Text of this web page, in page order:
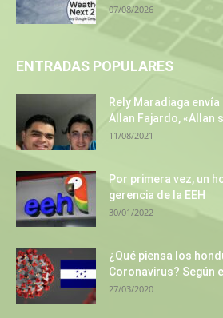
07/08/2026
ENTRADAS POPULARES
Rely Maradiaga
Allan Fajardo, «Allan
11/08/2021
Por primera vez, un
gerencia de la EEH
30/01/2022
¿Qué piensa los
Coronavirus? Según
27/03/2020